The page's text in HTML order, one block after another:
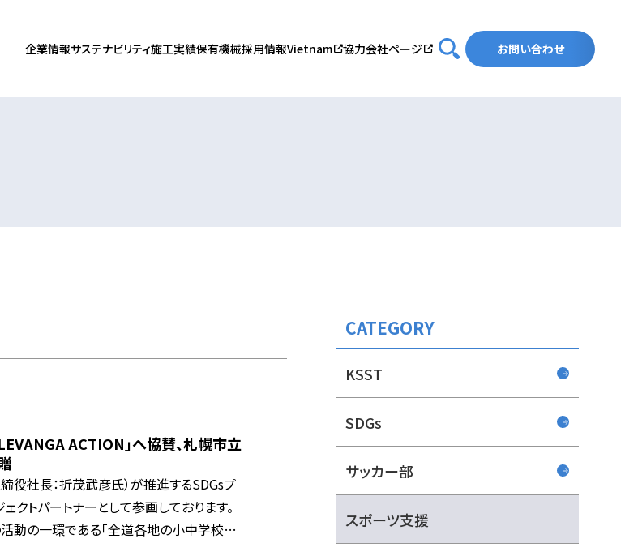
企業情報サステナビリティ施工実績保有機械採用情報Vietnam 協力会社ページ お問い合わせ
ACTION」へ協賛、札幌市立
役社長：折茂武彦氏）が推進するSDGsプ
クトパートナーとして参画しております。
動の一環である「全道各地の小中学校へ
CATEGORY
KSST
SDGs
サッカー部
スポーツ支援